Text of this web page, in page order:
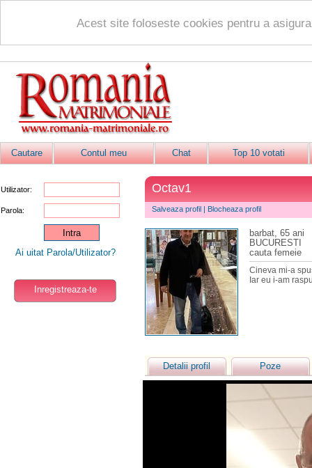
Acest site foloseste cookies pentru a
Cautare Contul meu Chat Top 10 votati
Utilizator:
Parola:
Ai uitat Parola/Utilizator?
Inregistreaza-te
Octav1
Salveaza profil | Blocheaza profil
barbat, 65 ani
BUCURESTI
cauta femeie
Cineva mi-a
Iar eu i-am
Detalii profil Poze